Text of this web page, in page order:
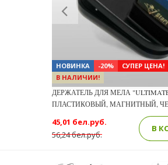
Previous
НОВИНКА -20%
СУПЕР ЦЕНА!
В НАЛИЧИИ!
ДЕРЖАТЕЛЬ ДЛЯ МЕЛА
ПЛАСТИКОВЫЙ, МАГНИТНЫЙ,
56,24 бел.руб.
45,01 бел.руб.
В